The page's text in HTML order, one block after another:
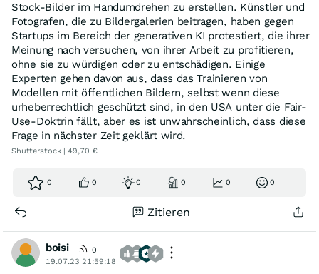
Stock-Bilder im Handumdrehen zu erstellen. Künstler und
Fotografen, die zu Bildergalerien beitragen, haben gegen
Startups im Bereich der generativen KI protestiert, die ihrer
Meinung nach versuchen, von ihrer Arbeit zu profitieren,
ohne sie zu würdigen oder zu entschädigen. Einige
Experten gehen davon aus, dass das Trainieren von
Modellen mit öffentlichen Bildern, selbst wenn diese
urheberrechtlich geschützt sind, in den USA unter die Fair-
Use-Doktrin fällt, aber es ist unwahrscheinlich, dass diese
Frage in nächster Zeit geklärt wird.
Shutterstock | 49,70 €
0 0 0 0 0 0
Zitieren
boisi
0
19.07.23 21:59:18